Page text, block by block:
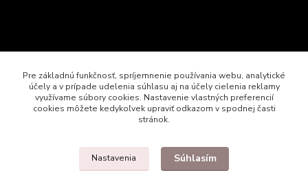
Pre základnú funkčnosť, spríjemnenie používania webu, analytické
účely a v prípade udelenia súhlasu aj na účely cielenia reklamy
využívame súbory cookies. Nastavenie vlastných preferencií
cookies môžete kedykoľvek upraviť odkazom v spodnej časti
stránok.
Nastavenia Súhlasím